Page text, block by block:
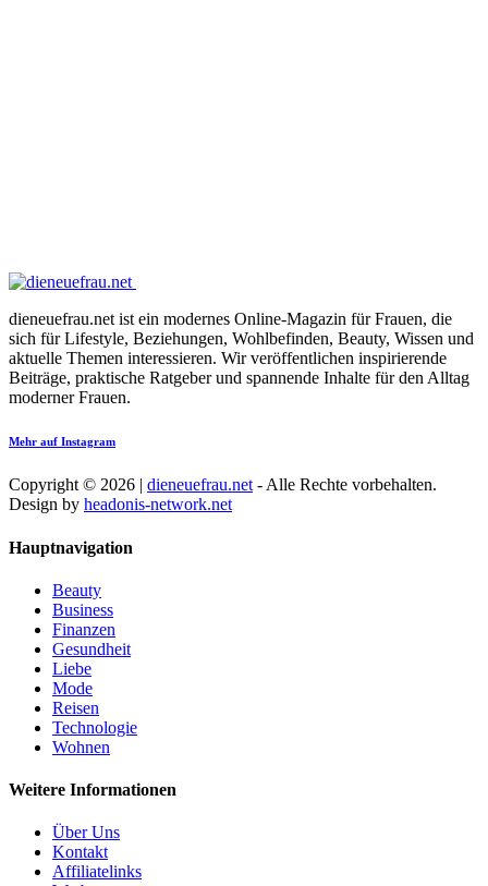
dieneuefrau.net ist ein modernes Online-Magazin für Frauen, die
sich für Lifestyle, Beziehungen, Wohlbefinden, Beauty, Wissen und
aktuelle Themen interessieren. Wir veröffentlichen inspirierende
Beiträge, praktische Ratgeber und spannende Inhalte für den Alltag
moderner Frauen.
Mehr auf Instagram
Copyright © 2026 | dieneuefrau.net - Alle Rechte vorbehalten.
Design by headonis-network.net
Hauptnavigation
Beauty
Business
Finanzen
Gesundheit
Liebe
Mode
Reisen
Technologie
Wohnen
Weitere Informationen
Über Uns
Kontakt
Affiliatelinks